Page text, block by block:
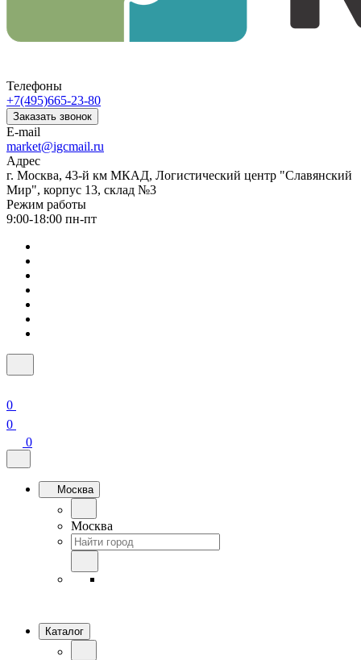
Телефоны
+7(495)665-23-80
Заказать звонок
E-mail
market@igcmail.ru
Адрес
г. Москва, 43-й км МКАД, Логистический центр "Славянский
Мир", корпус 13, склад №3
Режим работы
9:00-18:00 пн-пт
0
0
0
Москва
Москва
Каталог